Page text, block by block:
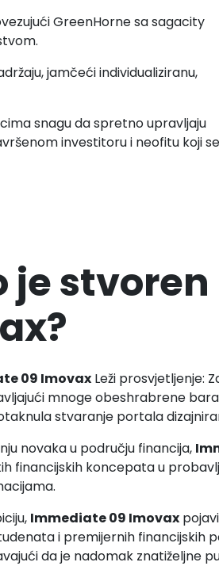
GreenHorne sa sagacity
jamčeći individualiziranu,
snagu da spretno upravljaju
investitoru i neofitu koji se
je
09 Imovax Leži prosvjetljenje:
mnoge obeshrabrene
stvaranje portala
novaka u području financija,
financijskih koncepata u
Immediate 09 Imovax
i premijernih financijskih
da je nadomak znatiželjne